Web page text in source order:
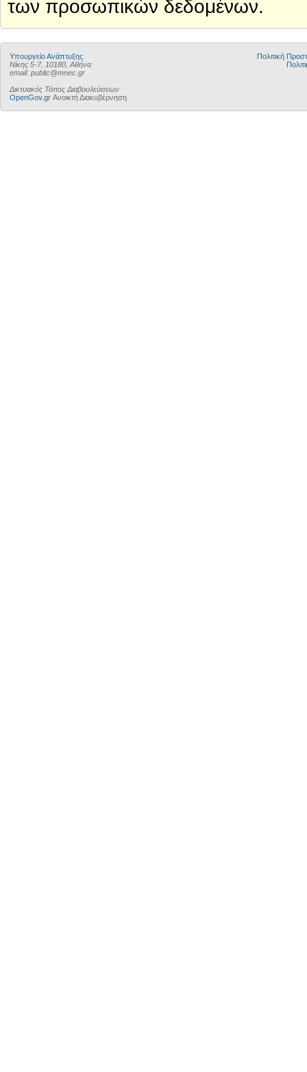
των προσωπικών δεδομένων.
Υπουργείο Ανάπτυξης
Νίκης 5-7, 10180, Αθήνα
email: public@mnec.gr
Δικτυακός Τόπος Διαβουλεύσεων
OpenGov.gr Ανοικτή Διακυβέρνηση
Πολιτική